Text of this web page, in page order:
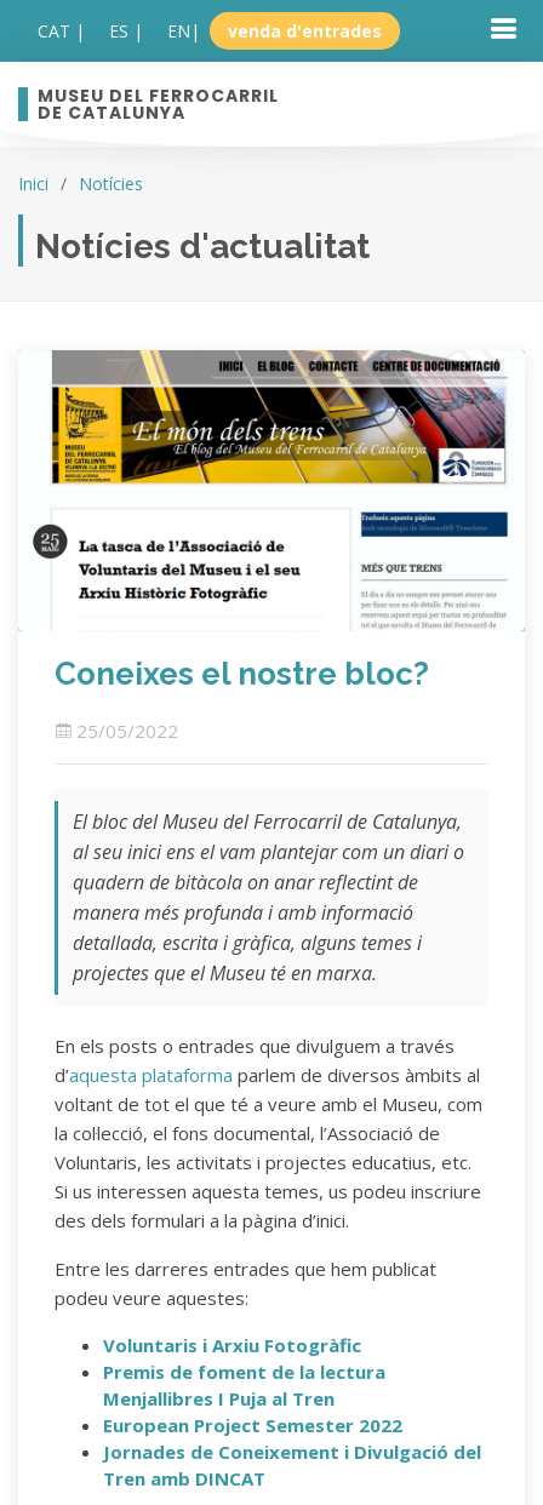
CAT | ES | EN | venda d'entrades
MUSEU DEL FERROCARRIL
DE CATALUNYA
Inici Notícies
Notícies d'actualitat
Coneixes el nostre bloc?
25/05/2022
El bloc del Museu del Ferrocarril de Catalunya,
al seu inici ens el vam plantejar com un diari o
quadern de bitàcola on anar reflectint de
manera més profunda i amb informació
detallada, escrita i gràfica, alguns temes i
projectes que el Museu té en marxa.
En els posts o entrades que divulguem a través
d’aquesta plataforma parlem de diversos àmbits al
voltant de tot el que té a veure amb el Museu, com
la col·lecció, el fons documental, l’Associació de
Voluntaris, les activitats i projectes educatius, etc.
Si us interessen aquesta temes, us podeu inscriure
des dels formulari a la pàgina d’inici.
Entre les darreres entrades que hem publicat
podeu veure aquestes:
Voluntaris i Arxiu Fotogràfic
Premis de foment de la lectura
Menjallibres I Puja al Tren
European Project Semester 2022
Jornades de Coneixement i Divulgació del
Tren amb DINCAT